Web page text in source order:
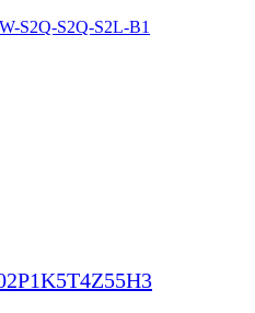
S2Q-S2Q-S2L-B1